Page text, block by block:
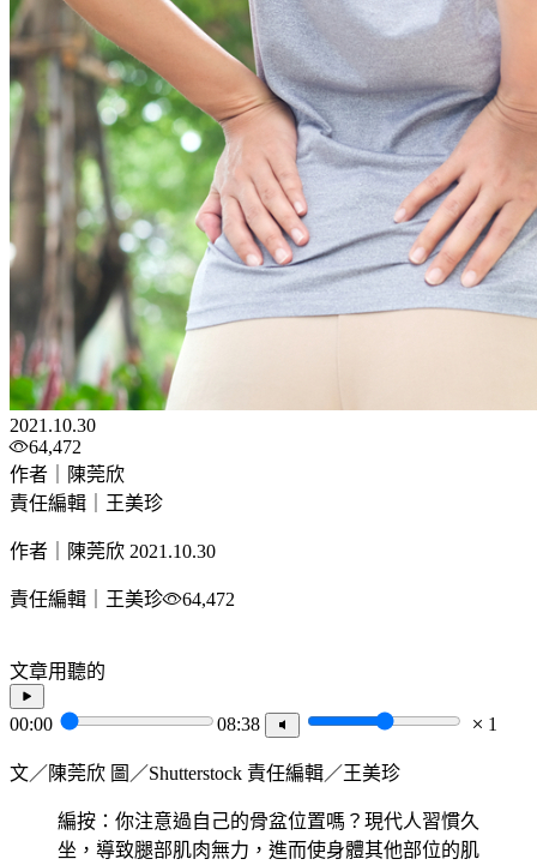
2021.10.30
64,472
作者｜陳莞欣
責任編輯｜王美珍
作者｜陳莞欣 2021.10.30
責任編輯｜王美珍 64,472
文章用聽的
00:00 08:38 1
文／陳莞欣 圖／Shutterstock 責任編輯／王美珍
編按：你注意過自己的骨盆位置嗎？現代人習慣久
坐，導致腿部肌肉無力，進而使身體其他部位的肌